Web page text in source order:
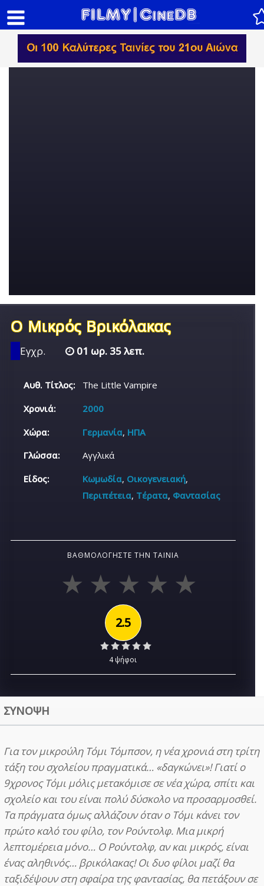
Ο Μικρός Βρικόλακας
Εγχρ. 01 ωρ. 35 λεπ.
Αυθ. Τίτλος:
The Little Vampire
Χρονιά:
2000
Χώρα:
Γερμανία, ΗΠΑ
Γλώσσα:
Αγγλικά
Είδος:
Κωμωδία, Οικογενειακή,
Περιπέτεια, Τέρατα, Φαντασίας
ΒΑΘΜΟΛΟΓΉΣΤΕ ΤΗΝ ΤΑΙΝΊΑ
2.5
4 ψήφοι
ΣΥΝΟΨΗ
Για τον μικρούλη Τόμι Τόμπσον, η νέα χρονιά στη τρίτη
τάξη του σχολείου πραγματικά… «δαγκώνει»! Γιατί ο
9χρονος Τόμι μόλις μετακόμισε σε νέα χώρα, σπίτι και
σχολείο και του είναι πολύ δύσκολο να προσαρμοσθεί.
Τα πράγματα όμως αλλάζουν όταν ο Τόμι κάνει τον
πρώτο καλό του φίλο, τον Ρούντολφ. Μια μικρή
λεπτομέρεια μόνο… Ο Ρούντολφ, αν και μικρός, είναι
ένας αληθινός… βρικόλακας! Οι δυο φίλοι μαζί θα
ταξιδέψουν στη σφαίρα της φαντασίας, θα πετάξουν σε